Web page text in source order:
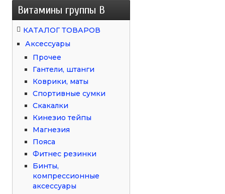
Витамины группы B
КАТАЛОГ ТОВАРОВ
Аксессуары
Прочее
Гантели, штанги
Коврики, маты
Спортивные сумки
Скакалки
Кинезио тейпы
Магнезия
Пояса
Фитнес резинки
Бинты,
компрессионные
аксессуары